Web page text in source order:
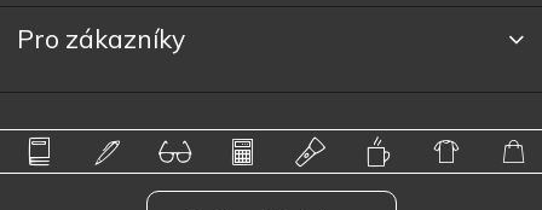
Pro zákazníky